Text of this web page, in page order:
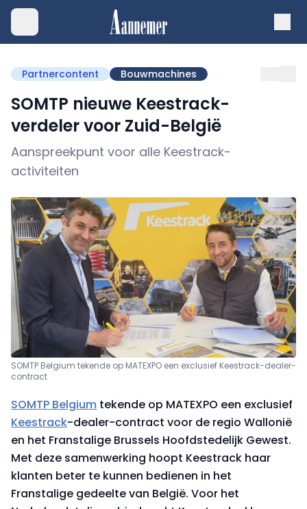
Partnercontent Bouwmachines
SOMTP nieuwe Keestrack-
verdeler voor Zuid-België
Aanspreekpunt voor alle Keestrack-
activiteiten
SOMTP Belgium tekende op MATEXPO een exclusief Keestrack-dealer-
contract
SOMTP Belgium tekende op MATEXPO een exclusief
Keestrack-dealer-contract voor de regio Wallonië
en het Franstalige Brussels Hoofdstedelijk Gewest.
Met deze samenwerking hoopt Keestrack haar
klanten beter te kunnen bedienen in het
Franstalige gedeelte van België. Voor het